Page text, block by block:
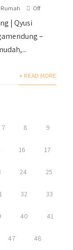
Off
| Qyusi
–
+ READ MORE
7 8 9
16 17
24 25
32 33
40 41
47 48